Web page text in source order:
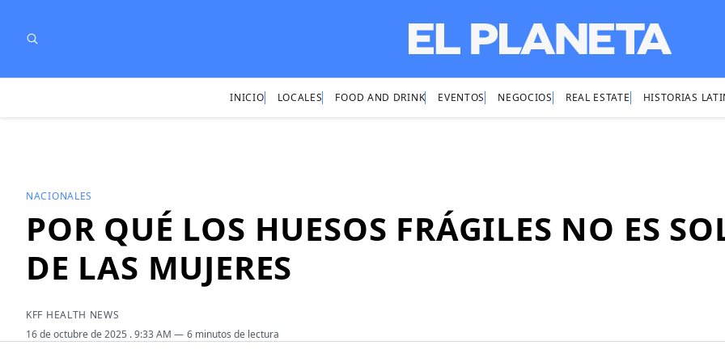
INICIO LOCALES FOOD AND DRINK EVENTOS NEGOCIOS REAL ESTATE HISTORIAS
NACIONALES
POR QUÉ LOS HUESOS FRÁGILES NO ES
DE LAS MUJERES
KFF HEALTH NEWS
16 de octubre de 2025 . 9:33 AM 6 minutos de lectura